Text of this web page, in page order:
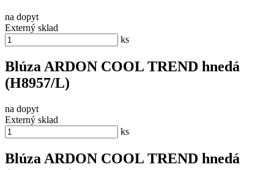
na dopyt
Externý sklad
ks
Blúza ARDON COOL TREND hnedá
(H8957/L)
na dopyt
Externý sklad
ks
Blúza ARDON COOL TREND hnedá